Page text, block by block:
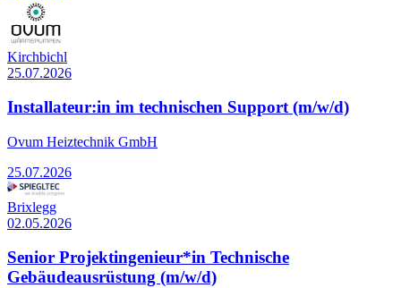
Kirchbichl
25.07.2026
Installateur:in im technischen Support (m/w/d)
Ovum Heiztechnik GmbH
25.07.2026
Brixlegg
02.05.2026
Senior Projektingenieur*in Technische
Gebäudeausrüstung (m/w/d)